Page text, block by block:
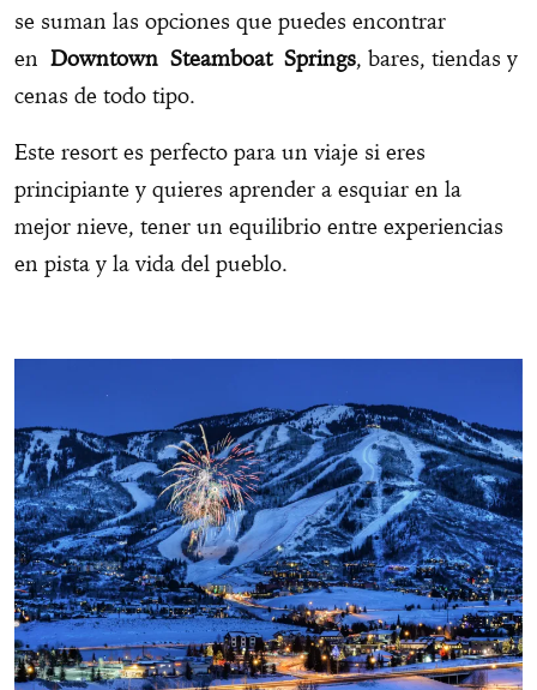
se suman las opciones que puedes encontrar
en Downtown Steamboat Springs, bares, tiendas y
cenas de todo tipo.
Este resort es perfecto para un viaje si eres
principiante y quieres aprender a esquiar en la
mejor nieve, tener un equilibrio entre experiencias
en pista y la vida del pueblo.